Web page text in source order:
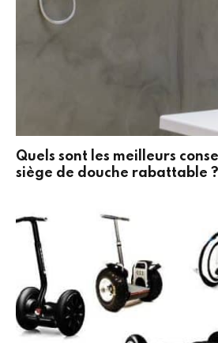
Quels sont les meilleurs
siège de douche rabattable ?